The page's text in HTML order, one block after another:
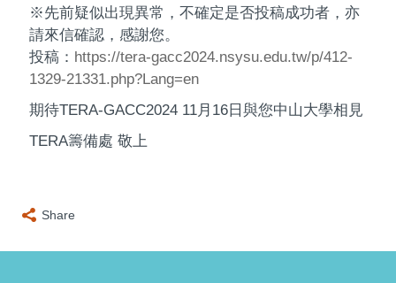
※先前疑似出現異常，不確定是否投稿成功者，亦
請來信確認，感謝您。
投稿： https://tera-gacc2024.nsysu.edu.tw/p/412-
1329-21331.php?Lang=en
期待TERA-GACC2024 11月16日與您中山大學相見
TERA籌備處 敬上
Share